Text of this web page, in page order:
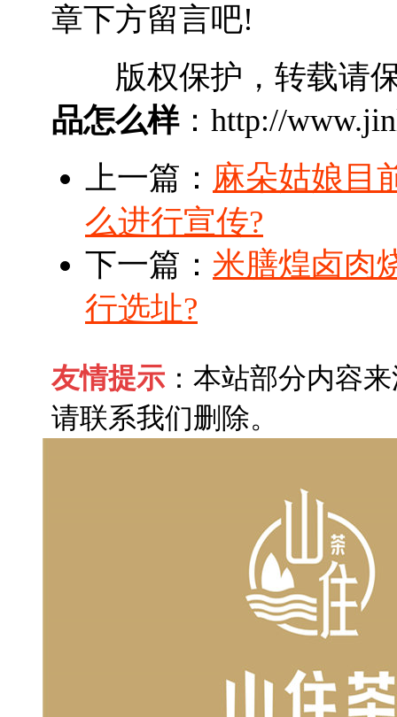
章下方留言吧!
版权保护，转载请
品怎么样：http://
上一篇： 麻朵姑娘目
么进行宣传?
下一篇： 米膳煌卤肉
行选址?
友情提示 ：本站部分内容
请联系我们删除。